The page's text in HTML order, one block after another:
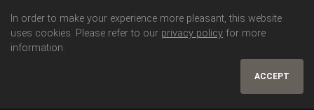
In order to make your experience more pleasant, this website
uses cookies. Please refer to our privacy policy for more
information.
ACCEPT